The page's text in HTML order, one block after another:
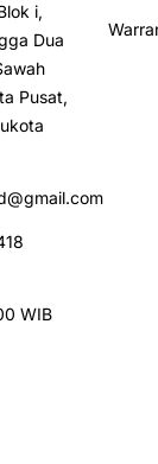
i,
Dua
Pusat,
WIB